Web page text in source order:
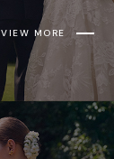
VIEW MORE